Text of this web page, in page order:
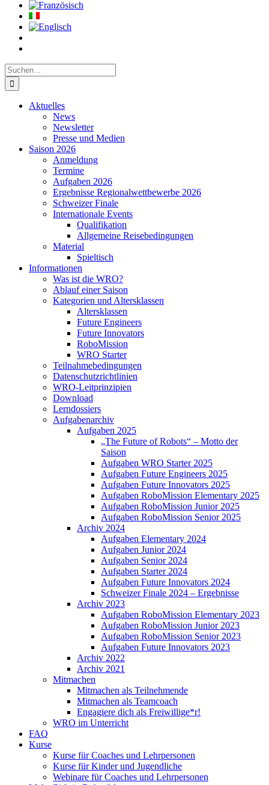
Suche
nach:
Aktuelles
News
Newsletter
Presse und Medien
Saison 2026
Anmeldung
Termine
Aufgaben 2026
Ergebnisse Regionalwettbewerbe 2026
Schweizer Finale
Internationale Events
Qualifikation
Allgemeine Reisebedingungen
Material
Spieltisch
Informationen
Was ist die WRO?
Ablauf einer Saison
Kategorien und Altersklassen
Altersklassen
Future Engineers
Future Innovators
RoboMission
WRO Starter
Teilnahmebedingungen
Datenschutzrichtlinien
WRO-Leitprinzipien
Download
Lerndossiers
Aufgabenarchiv
Aufgaben 2025
„The Future of Robots“ – Motto der
Saison
Aufgaben WRO Starter 2025
Aufgaben Future Engineers 2025
Aufgaben Future Innovators 2025
Aufgaben RoboMission Elementary 2025
Aufgaben RoboMission Junior 2025
Aufgaben RoboMission Senior 2025
Archiv 2024
Aufgaben Elementary 2024
Aufgaben Junior 2024
Aufgaben Senior 2024
Aufgaben Starter 2024
Aufgaben Future Innovators 2024
Schweizer Finale 2024 – Ergebnisse
Archiv 2023
Aufgaben RoboMission Elementary 2023
Aufgaben RoboMission Junior 2023
Aufgaben RoboMission Senior 2023
Aufgaben Future Innovators 2023
Archiv 2022
Archiv 2021
Mitmachen
Mitmachen als Teilnehmende
Mitmachen als Teamcoach
Engagiere dich als Freiwillige*r!
WRO im Unterricht
FAQ
Kurse
Kurse für Coaches und Lehrpersonen
Kurse für Kinder und Jugendliche
Webinare für Coaches und Lehrpersonen